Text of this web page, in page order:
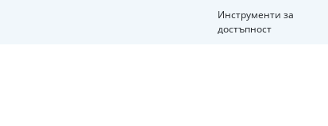
Инструменти за
достъпност